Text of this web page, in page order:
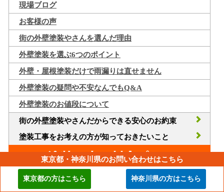
現場ブログ
お客様の声
街の外壁塗装やさんを選んだ理由
外壁塗装を選ぶ6つのポイント
外壁・屋根塗装だけで雨漏りは直せません
外壁塗装の疑問や不安なんでもQ&A
外壁塗装のお値段について
街の外壁塗装やさんだからできる安心のお約束
塗装工事をお考えの方が知っておきたいこと
東京都・神奈川県のお問い合わせはこちら
東京都の方はこちら 神奈川県の方はこちら